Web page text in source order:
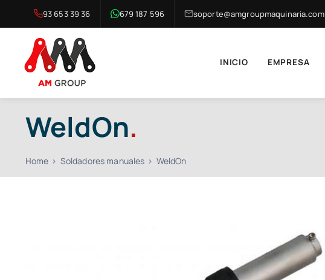
al
contenido
93 653 39 36 679 187 596 soporte@amgroupmaquinaria.com
INICIO EMPRESA
WeldOn.
Home Soldadores manuales WeldOn